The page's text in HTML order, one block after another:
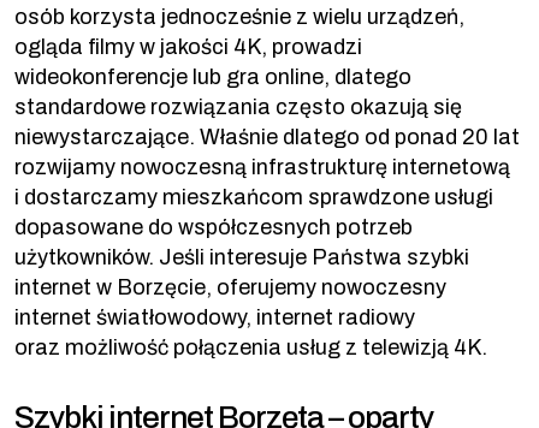
osób korzysta jednocześnie z wielu urządzeń,
ogląda filmy w jakości 4K, prowadzi
wideokonferencje lub gra online, dlatego
standardowe rozwiązania często okazują się
niewystarczające. Właśnie dlatego od ponad 20 lat
rozwijamy nowoczesną infrastrukturę internetową
i dostarczamy mieszkańcom sprawdzone usługi
dopasowane do współczesnych potrzeb
użytkowników. Jeśli interesuje Państwa szybki
internet w Borzęcie, oferujemy nowoczesny
internet światłowodowy, internet radiowy
oraz możliwość połączenia usług z telewizją 4K.
Szybki internet Borzęta – oparty